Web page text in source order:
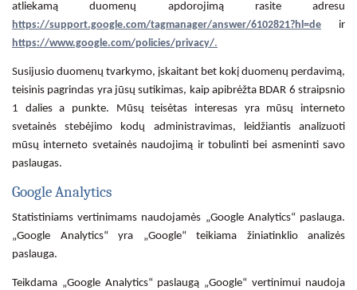
atliekamą duomenų apdorojimą rasite adresu
https://support.google.com/tagmanager/answer/6102821?hl=de ir
https://www.google.com/policies/privacy/.
Susijusio duomenų tvarkymo, įskaitant bet kokį duomenų perdavimą,
teisinis pagrindas yra jūsų sutikimas, kaip apibrėžta BDAR 6 straipsnio
1 dalies a punkte. Mūsų teisėtas interesas yra mūsų interneto
svetainės stebėjimo kodų administravimas, leidžiantis analizuoti
mūsų interneto svetainės naudojimą ir tobulinti bei asmeninti savo
paslaugas.
Google Analytics
Statistiniams vertinimams naudojamės „Google Analytics“ paslauga.
„Google Analytics“ yra „Google“ teikiama žiniatinklio analizės
paslauga.
Teikdama „Google Analytics“ paslaugą „Google“ vertinimui naudoja